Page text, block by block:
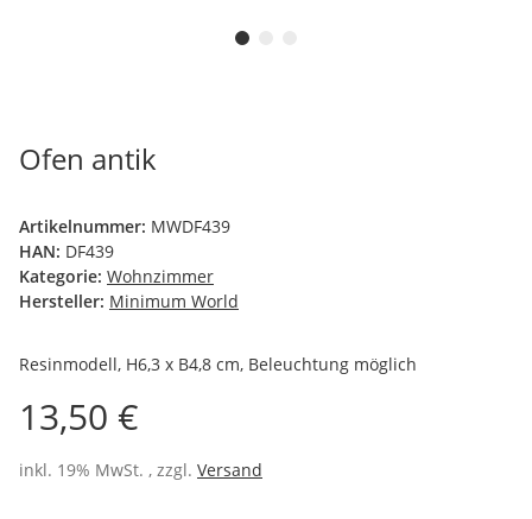
Ofen antik
Artikelnummer: MWDF439
HAN: DF439
Kategorie: Wohnzimmer
Hersteller: Minimum World
Resinmodell, H6,3 x B4,8 cm, Beleuchtung möglich
13,50 €
inkl. 19% MwSt. , zzgl. Versand